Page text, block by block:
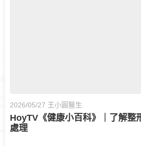
2026/05/27 王小圓醫生
HoyTV《健康小百科》｜了解整
處理